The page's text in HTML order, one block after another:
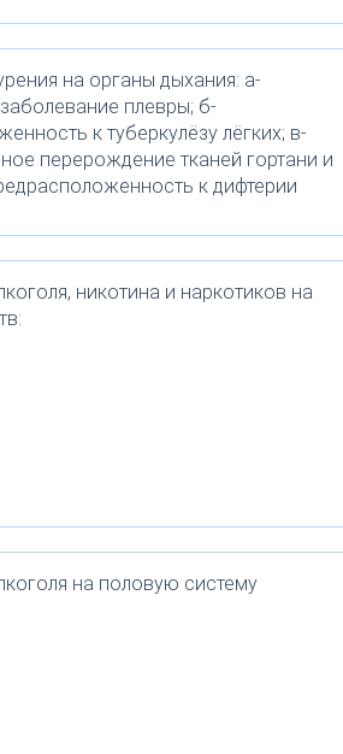
на органы дыхания: а-
плевры; б-
к туберкулёзу лёгких; в-
перерождение тканей гортани и
к дифтерии
никотина и наркотиков на
на половую систему